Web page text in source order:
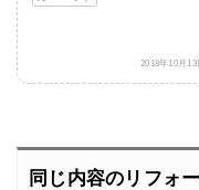
2018年10月13
同じ内容のリフォ